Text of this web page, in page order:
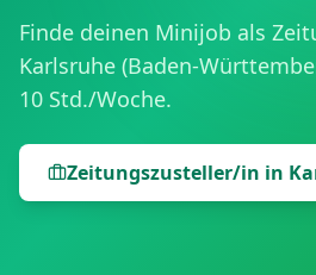
Finde deinen Minijob als
Karlsruhe (Baden-
10 Std./Woche.
Zeitungszusteller/in in